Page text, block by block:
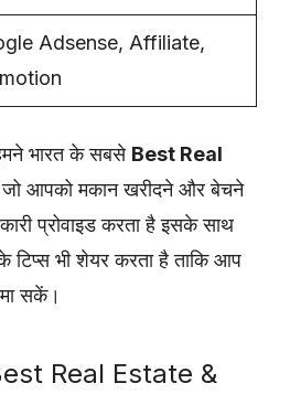
Adsense, Affiliate,
भारत के सबसे Best Real
आपको मकान खरीदने और बेचने
प्रोवाइड करता है इसके साथ
टिप्स भी शेयर करता है ताकि आप
सकें।
Real Estate &